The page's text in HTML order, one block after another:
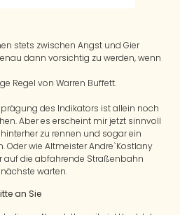
stets zwischen Angst und Gier
dann vorsichtig zu werden, wenn
Regel von Warren Buffett.
des Indikators ist allein noch
Aber es erscheint mir jetzt sinnvoll
zu rennen und sogar ein
Oder wie Altmeister Andre`Kostlany
auf die abfahrende Straßenbahn
warten.
an Sie